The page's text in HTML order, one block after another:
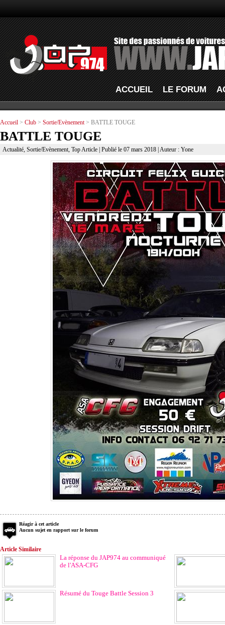
ACCUEIL LE FORUM
Accueil > Club > Sortie/Evènement> BATTLE TOUGE
BATTLE TOUGE
Actualité, Sortie/Evènement, Top Article| Publié le 07 mars 2018 | Auteur : Yone
Réagir à cet article
Aucun sujet en rapport sur le forum
Article Similaire
La réponse du JAP974 au communiqué
de l'ASA-CFG
Résumé du Touge Battle Session 3